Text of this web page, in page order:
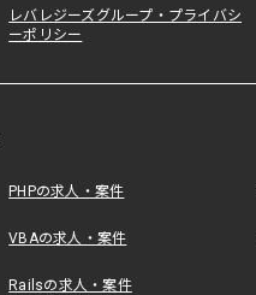
レバレジーズグループ・プライバシ
ーポリシー
PHPの求人・案件
VBAの求人・案件
Railsの求人・案件